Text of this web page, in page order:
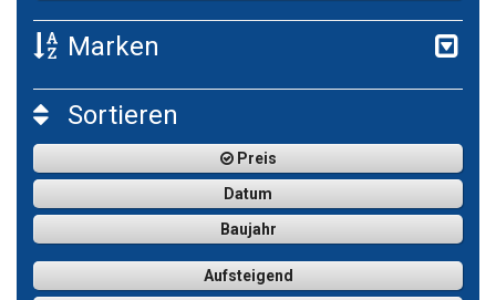
Marken
Sortieren
Preis
Datum
Baujahr
Aufsteigend